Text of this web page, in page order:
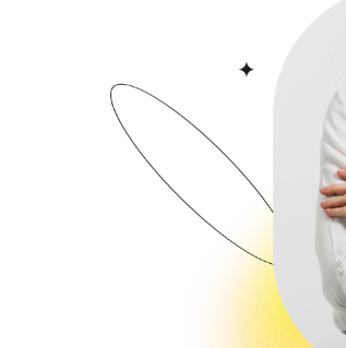
خضراء مع إطلالات